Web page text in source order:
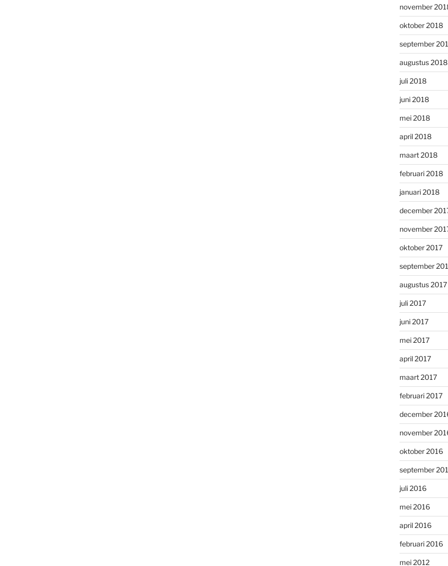
november
oktober 2018
september
augustus 2018
juli 2018
juni 2018
mei 2018
april 2018
maart 2018
februari 2018
januari 2018
december
november
oktober 2017
september
augustus 2017
juli 2017
juni 2017
mei 2017
april 2017
maart 2017
februari 2017
december
november
oktober 2016
september
juli 2016
mei 2016
april 2016
februari 2016
mei 2012